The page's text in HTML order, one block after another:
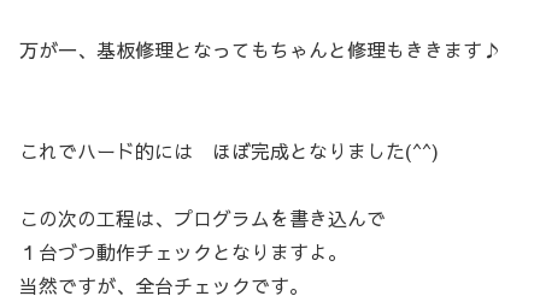
万が一、基板修理となってもちゃんと修理もききます♪
これでハード的には ほぼ完成となりました(^^)
この次の工程は、プログラムを書き込んで
１台づつ動作チェックとなりますよ。
当然ですが、全台チェックです。